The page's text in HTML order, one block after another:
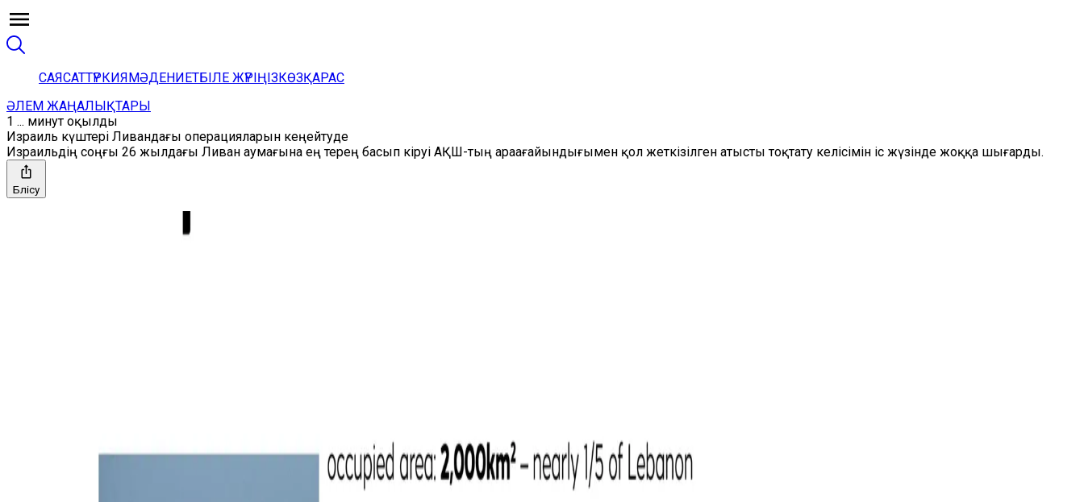
САЯСАТТҮРКИЯМӘДЕНИЕТБІЛЕ ЖҮРІҢІЗКӨЗҚАРАС
ӘЛЕМ ЖАҢАЛЫҚТАРЫ
1 ... минут оқылды
Израиль күштері Ливандағы операцияларын кеңейтуде
Израильдің соңғы 26 жылдағы Ливан аумағына ең терең басып кіруі АҚШ-тың араағайындығымен қол жеткізілген атысты тоқтату келісімін іс жүзінде жоққа шығарды.
Бөлісу